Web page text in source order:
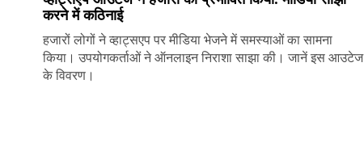
करने में कठिनाई
हजारों लोगों ने व्हाट्सएप पर मीडिया भेजने में समस्याओं का सामना
किया। उपयोगकर्ताओं ने ऑनलाइन निराशा साझा की। जानें इस आउटेज
के विवरण।